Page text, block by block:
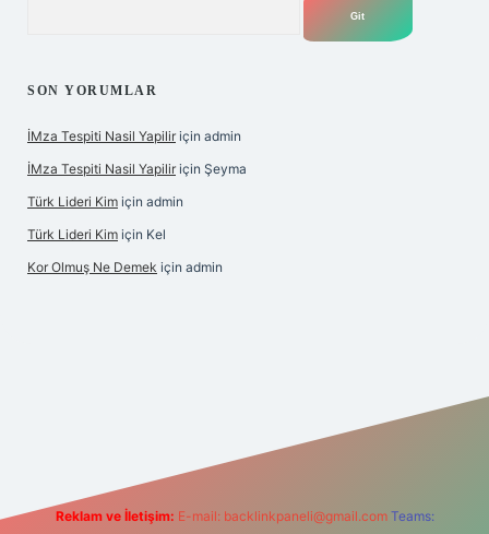
SON YORUMLAR
İMza Tespiti Nasil Yapilir için admin
İMza Tespiti Nasil Yapilir için Şeyma
Türk Lideri Kim için admin
Türk Lideri Kim için Kel
Kor Olmuş Ne Demek için admin
Reklam ve İletişim: E-mail: backlinkpaneli@gmail.com Teams: